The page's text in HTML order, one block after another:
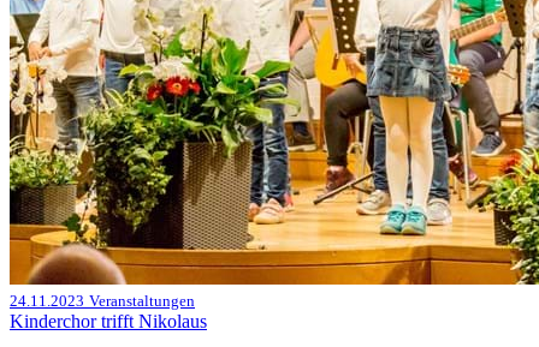
24.11.2023 Veranstaltungen
Kinderchor trifft Nikolaus